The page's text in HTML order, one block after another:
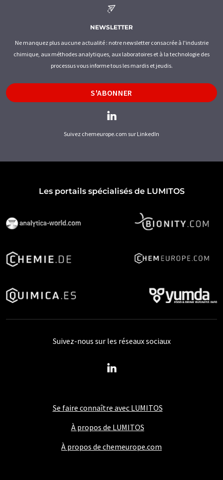
NEWSLETTER
Ne manquez plus aucune actualité : notre newsletter consacrée à l'industrie
chimique, aux méthodes analytiques, aux laboratoires et à la technologie des
processus vous informe tous les mardis et jeudis.
S'ABONNER
Suivez chemeurope.com sur LinkedIn
Les portails spécialisés de LUMITOS
Se faire connaître avec LUMITOS
À propos de LUMITOS
À propos de chemeurope.com
Suivez-nous sur les réseaux sociaux